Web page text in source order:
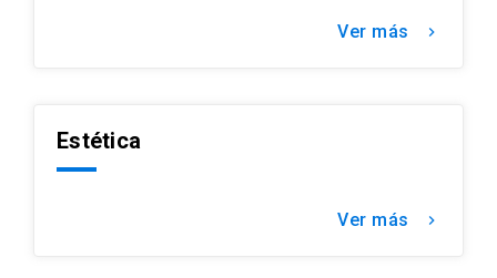
Ver más keyboard_arrow_right
Estética
Ver más keyboard_arrow_right